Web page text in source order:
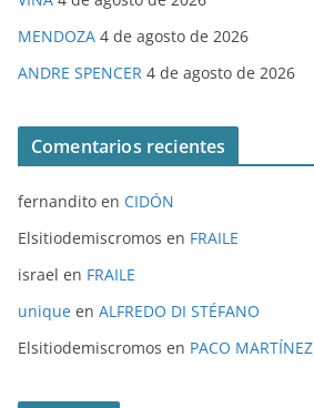
MENDOZA 4 de agosto de 2026
ANDRE SPENCER 4 de agosto de 2026
Comentarios recientes
fernandito en CIDÓN
Elsitiodemiscromos en FRAILE
israel en FRAILE
unique en ALFREDO DI STÉFANO
Elsitiodemiscromos en PACO MARTÍNEZ